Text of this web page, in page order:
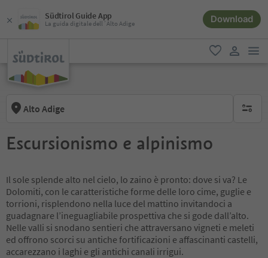
Südtirol Guide App
La guida digitale dell´Alto Adige Download
favoriti
Alto Adige
Escursionismo e alpinismo
Il sole splende alto nel cielo, lo zaino è pronto: dove si va? Le
Dolomiti, con le caratteristiche forme delle loro cime, guglie e
torrioni, risplendono nella luce del mattino invitandoci a
guadagnare l’ineguagliabile prospettiva che si gode dall’alto.
Nelle valli si snodano sentieri che attraversano vigneti e meleti
ed offrono scorci su antiche fortificazioni e affascinanti castelli,
accarezzano i laghi e gli antichi canali irrigui.